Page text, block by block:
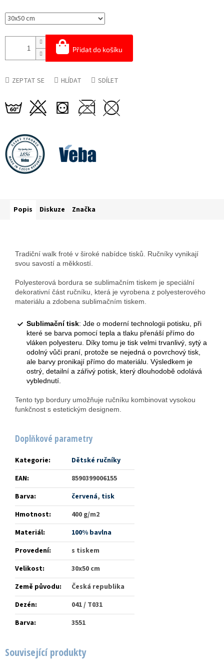
Přidat do košíku
ZEPTAT SE HLÍDAT SDÍLET
Související produkty
Popis Diskuze Značka
Tradiční walk froté v široké nabídce tisků. Ručníky vynikají
svou savostí a měkkostí.
Polyesterová bordura se sublimačním tiskem je speciální
dekorativní část ručníku, která je vyrobena z polyesterového
materiálu a zdobena sublimačním tiskem.
Sublimační tisk: Jde o moderní technologii potisku, při
které se barva pomocí tepla a tlaku přenáší přímo do
vláken polyesteru. Díky tomu je tisk velmi trvanlivý, sytý a
odolný vůči praní, protože se nejedná o povrchový tisk,
ale barvy pronikají přímo do materiálu. Výsledkem je
ostrý, detailní a zářivý potisk, který dlouhodobě odolává
vyblednutí.
Tento typ bordury umožňuje ručníku kombinovat vysokou
funkčnost s estetickým designem.
Doplňkové parametry
Kategorie:
Dětské ručníky
EAN:
8590399006155
Barva: červená, tisk
Hmotnost:
400 g/m2
Materiál:
100% bavlna
Provedení:
s tiskem
Velikost:
30x50 cm
Země původu:
Česká republika
Dezén:
041 / T031
Barva: 3551